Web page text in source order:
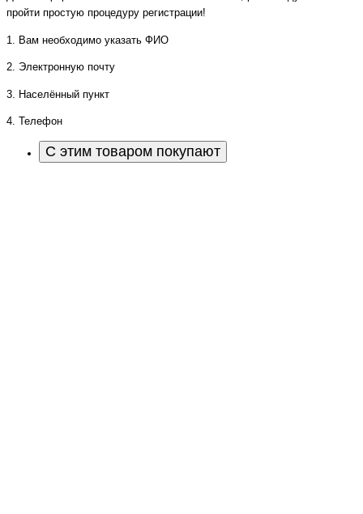
пройти простую процедуру регистрации!
1. Вам необходимо указать ФИО
2. Электронную почту
3. Населённый пункт
4. Телефон
С этим товаром покупают